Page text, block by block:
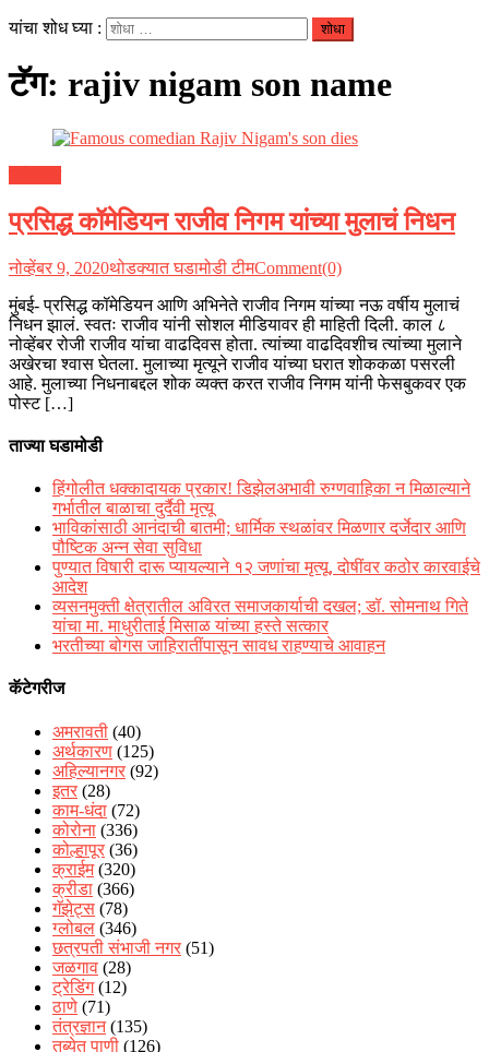
यांचा शोध घ्या :
टॅग: rajiv nigam son name
प्रसिद्ध कॉमेडियन राजीव निगम यांच्या मुलाचं निधन
नोव्हेंबर 9, 2020थोडक्यात घडामोडी टीमComment(0)
मुंबई- प्रसिद्ध कॉमेडियन आणि अभिनेते राजीव निगम यांच्या नऊ वर्षीय मुलाचं
निधन झालं. स्वतः राजीव यांनी सोशल मीडियावर ही माहिती दिली. काल ८
नोव्हेंबर रोजी राजीव यांचा वाढदिवस होता. त्यांच्या वाढदिवशीच त्यांच्या मुलाने
अखेरचा श्वास घेतला. मुलाच्या मृत्यूने राजीव यांच्या घरात शोककळा पसरली
आहे. मुलाच्या निधनाबद्दल शोक व्यक्त करत राजीव निगम यांनी फेसबुकवर एक
पोस्ट […]
ताज्या घडामोडी
हिंगोलीत धक्कादायक प्रकार! डिझेलअभावी रुग्णवाहिका न मिळाल्याने
गर्भातील बाळाचा दुर्दैवी मृत्यू
भाविकांसाठी आनंदाची बातमी; धार्मिक स्थळांवर मिळणार दर्जेदार आणि
पौष्टिक अन्न सेवा सुविधा
पुण्यात विषारी दारू प्यायल्याने १२ जणांचा मृत्यू, दोषींवर कठोर कारवाईचे
आदेश
व्यसनमुक्ती क्षेत्रातील अविरत समाजकार्याची दखल; डॉ. सोमनाथ गिते
यांचा मा. माधुरीताई मिसाळ यांच्या हस्ते सत्कार
भरतीच्या बोगस जाहिरातींपासून सावध राहण्याचे आवाहन
कॅटेगरीज
अमरावती (40)
अर्थकारण (125)
अहिल्यानगर (92)
इतर (28)
काम-धंदा (72)
कोरोना (336)
कोल्हापूर (36)
क्राईम(320)
क्रीडा (366)
गॅझेट्स (78)
ग्लोबल (346)
छत्रपती संभाजी नगर (51)
जळगाव (28)
ट्रेडिंग(12)
ठाणे (71)
तंत्रज्ञान(135)
तब्येत पाणी (126)